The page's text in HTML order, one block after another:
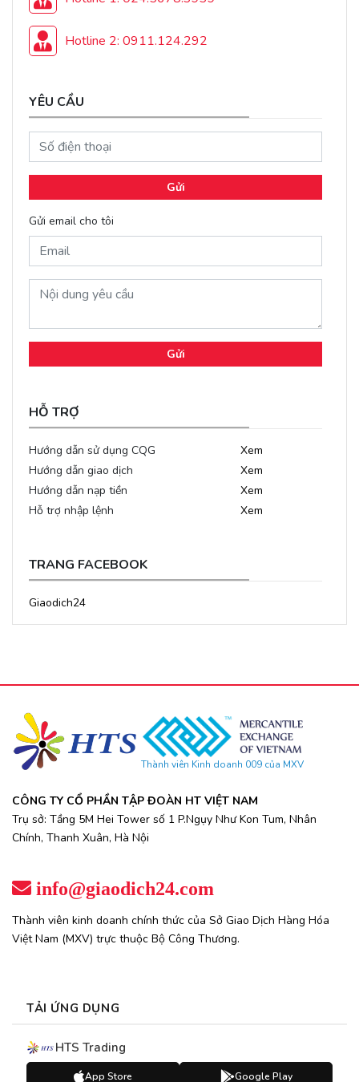
Hotline 2: 0911.124.292
YÊU CẦU
Gửi
Gửi email cho tôi
Gửi
HỖ TRỢ
Hướng dẫn sử dụng CQG
Xem
Hướng dẫn giao dịch
Xem
Hướng dẫn nạp tiền
Xem
Hỗ trợ nhập lệnh
Xem
TRANG FACEBOOK
Giaodich24
Thành viên Kinh doanh 009 của MXV
CÔNG TY CỔ PHẦN TẬP ĐOÀN HT VIỆT NAM
Trụ sở: Tầng 5M Hei Tower số 1 P.Ngụy Như Kon Tum, Nhân
Chính, Thanh Xuân, Hà Nội
info@giaodich24.com
Thành viên kinh doanh chính thức của Sở Giao Dịch Hàng Hóa
Việt Nam (MXV) trực thuộc Bộ Công Thương.
TẢI ỨNG DỤNG
HTS Trading
App Store Google Play